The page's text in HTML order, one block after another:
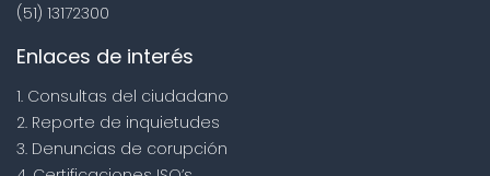
(51) 13172300
Enlaces de interés
1. Consultas del ciudadano
2. Reporte de inquietudes
3. Denuncias de corupción